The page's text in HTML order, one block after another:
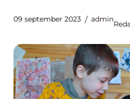
09 september 2023 admin